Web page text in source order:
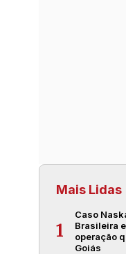
Mais Lidas
1
Caso
Brasileira
operação
Goiás